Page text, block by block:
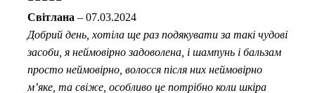
Оцінено в
5з 5
Світлана – 07.03.2024
Добрий день, хотіла ще раз подякувати за такі чудові
засоби, я неймовірно задоволена, і шампунь і бальзам
просто неймовірно, волосся після них неймовірно
мʼяке, та свіже, особливо це потрібно коли шкіра